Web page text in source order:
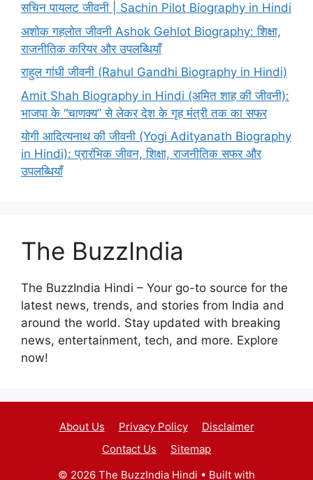
सचिन पायलट जीवनी | Sachin Pilot Biography in Hindi
अशोक गहलोत जीवनी Ashok Gehlot Biography: शिक्षा,
राजनीतिक करियर और उपलब्धियाँ
राहुल गांधी जीवनी (Rahul Gandhi Biography in Hindi)
Amit Shah Biography in Hindi (अमित शाह की जीवनी):
भाजपा के “चाणक्य” से लेकर देश के गृह मंत्री तक का सफर
योगी आदित्यनाथ की जीवनी (Yogi Adityanath Biography
in Hindi): प्रारंभिक जीवन, शिक्षा, राजनीतिक सफर और
उपलब्धियाँ
The BuzzIndia
The BuzzIndia Hindi – Your go-to source for the
latest news, trends, and stories from India and
around the world. Stay updated with breaking
news, entertainment, tech, and more. Explore
now!
About Us Privacy Policy
Disclaimer
Contact Us
Sitemap
© 2026 The BuzzIndia Hindi • Built with